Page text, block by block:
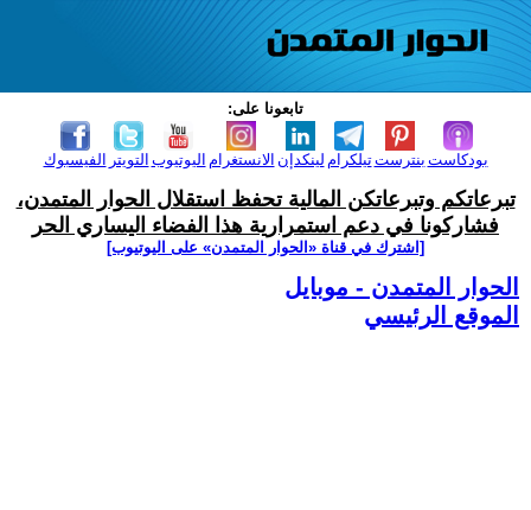
تابعونا على:
الفيسبوك التويتر اليوتيوب الانستغرام لينكدإن تيلكرامبنترست بودكاست
تبرعاتكم وتبرعاتكن المالية تحفظ استقلال الحوار المتمدن،
فشاركونا في دعم استمرارية هذا الفضاء اليساري الحر
[اشترك في قناة ‫«الحوار المتمدن» على اليوتيوب]
الحوار المتمدن - موبايل
الموقع الرئيسي